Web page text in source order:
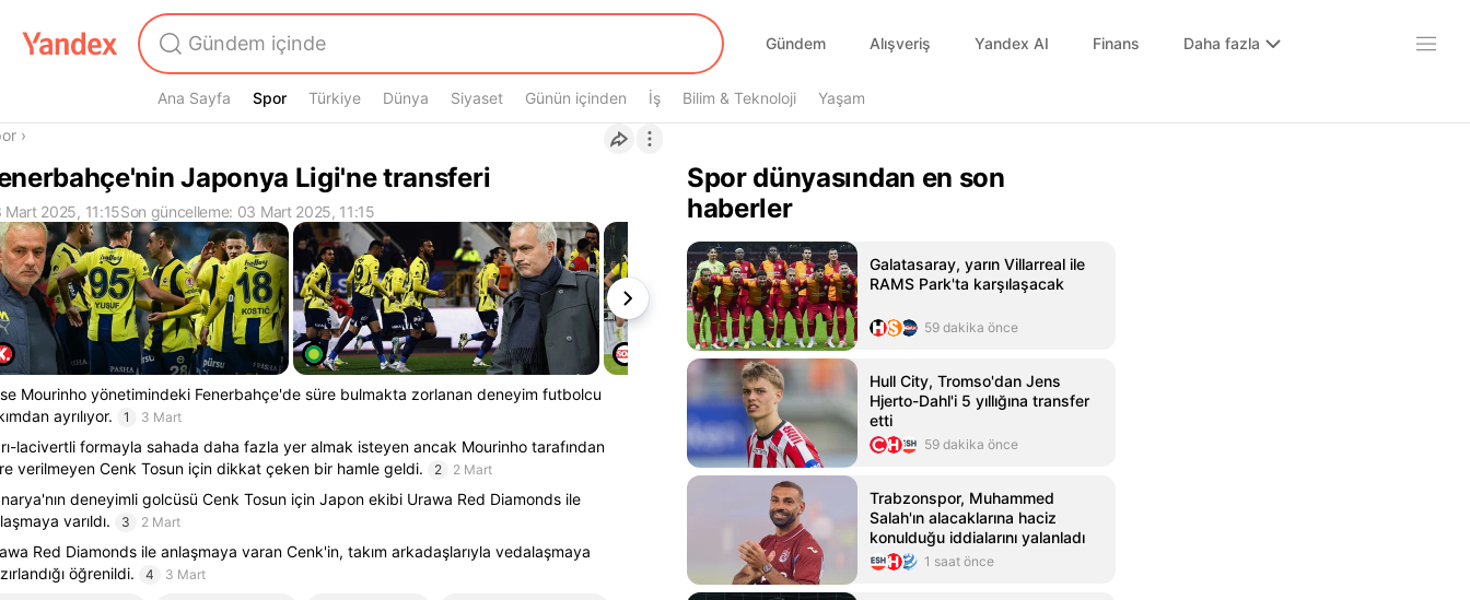
Gündem Alışveriş Yandex AI Finans Daha fazla
Ana Sayfa Spor
Spor Türkiye Dünya Siyaset Günün içinden İş Bilim & Teknoloji Yaşam
›
Japonya Ligi'ne transferi
Mart 2025, 11:15Son güncelleme: 03 Mart 2025, 11:15
Mourinho yönetimindeki Fenerbahçe'de süre bulmakta zorlanan deneyim futbolcu
ayrılıyor.
1 3 Mart
lacivertli formayla sahada daha fazla yer almak isteyen ancak Mourinho tarafından
verilmeyen Cenk Tosun için dikkat çeken bir hamle geldi.
2 2 Mart
deneyimli golcüsü Cenk Tosun için Japon ekibi Urawa Red Diamonds ile
varıldı.
3 2 Mart
Red Diamonds ile anlaşmaya varan Cenk'in, takım arkadaşlarıyla vedalaşmaya
öğrenildi.
4 3 Mart
Spor dünyasından en son
haberler
Galatasaray, yarın Villarreal ile
RAMS Park'ta karşılaşacak
59 dakika önce
Hull City, Tromso'dan Jens
Hjerto-Dahl'i 5 yıllığına transfer
etti
59 dakika önce
Trabzonspor, Muhammed
Salah'ın alacaklarına haciz
konulduğu iddialarını yalanladı
1 saat önce